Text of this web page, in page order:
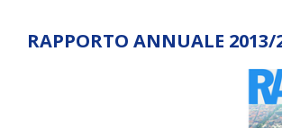
RAPPORTO ANNUALE 2013/